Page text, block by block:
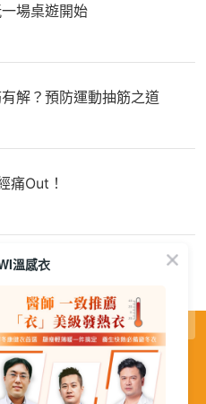
場桌遊開始
解？預防運動抽筋之道
痛Out！
需知 | 活動訊息 |企業徵才
溫感衣